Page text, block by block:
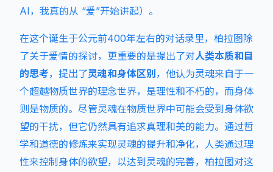
AI，我真的从 “爱”开始讲起）。
在这个诞生于公元前400年左右的对话录里，柏拉图除
了关于爱情的探讨，更重要的是提出了对人类本质和目
的思考，提出了灵魂和身体区别 ，他认为灵魂来自于一
个超越物质世界的理念世界，是理性和不朽的，而身体
则是物质的。尽管灵魂在物质世界中可能会受到身体欲
望的干扰，但它仍然具有追求真理和美的能力。通过哲
学和道德的修炼来实现灵魂的提升和净化，人类通过理
性来控制身体的欲望，以达到灵魂的完善，柏拉图对这